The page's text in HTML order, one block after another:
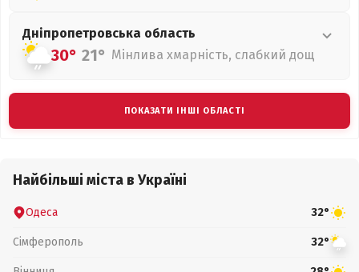
Дніпропетровська область
30° 21° Мінлива хмарність, слабкий дощ
ПОКАЗАТИ ІНШІ ОБЛАСТІ
Найбільші міста в Україні
Одеса 32°
Сімферополь 32°